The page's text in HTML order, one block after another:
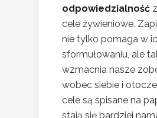
odpowiedzialność
cele żywieniowe.
nie tylko pomaga w
sformułowaniu, ale
wzmacnia nasze
wobec siebie i
cele są spisane na
stają się bardziej